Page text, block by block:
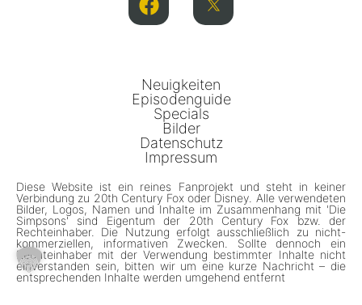
Neuigkeiten
Episodenguide
Specials
Bilder
Datenschutz
Impressum
Diese Website ist ein reines Fanprojekt und steht in keiner
Verbindung zu 20th Century Fox oder Disney. Alle verwendeten
Bilder, Logos, Namen und Inhalte im Zusammenhang mit 'Die
Simpsons' sind Eigentum der 20th Century Fox bzw. der
Rechteinhaber. Die Nutzung erfolgt ausschließlich zu nicht-
kommerziellen, informativen Zwecken. Sollte dennoch ein
Rechteinhaber mit der Verwendung bestimmter Inhalte nicht
einverstanden sein, bitten wir um eine kurze Nachricht – die
entsprechenden Inhalte werden umgehend entfernt